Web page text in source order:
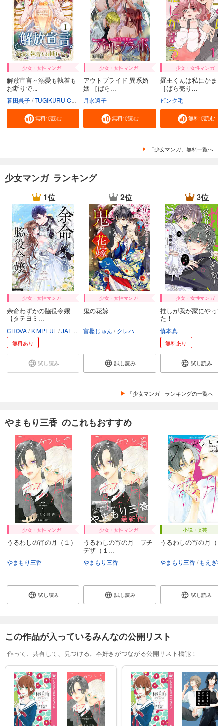
少女・女性マンガ
解放宣言～溺愛も執着も
お断りで...
暮田呉子 TUGIKURU COMICS
無料で読む
少女・女性マンガ
アウトブライド-異系婚
姻-［ばら...
月永遠子
無料で読む
少女・女性マンガ
羅王くんは私にか
［ばら売り...
ピンク毛
無料で読む
「少女マンガ」無料一覧へ
少女マンガ ランキング
1位
少女・女性マンガ
余命わずかの脇役令嬢
【タテヨミ...
CHOVA KIMPEUL JAEUNHYANG
無料あり
試し読み
2位
少女・女性マンガ
鬼の花嫁
富樫じゅん クレハ
試し読み
3位
少女・女性マンガ
推しが我が家にや
た！
慎本真
無料あり
試し読み
「少女マンガ」ランキングの一覧へ
やまもり三香 のこれもおすすめ
少女・女性マンガ
うるわしの宵の月（１）
やまもり三香
試し読み
少女・女性マンガ
うるわしの宵の月 プチ
デザ（１...
やまもり三香
試し読み
小説・文芸
うるわしの宵の月
やまもり三香 もえ
試し読み
この作品が入っているみんなの公開リスト
作って、共有して、見つける。本好きがつながる公開リスト機能！